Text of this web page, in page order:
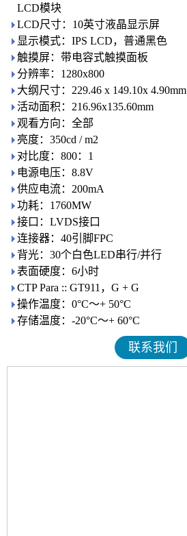
LCD模块
LCD尺寸：10英寸液晶显示屏
显示模式：IPS LCD，普通黑色
触摸屏：带电容式触摸面板
分辨率：1280x800
大纲尺寸：229.46 x 149.10x 4.90mm
活动面积：216.96x135.60mm
观看方向：全部
亮度：350cd / m2
对比度：800：1
电源电压：8.8V
供应电流：200mA
功耗：1760MW
接口：LVDS接口
连接器：40引脚FPC
背光：30个白色LED串行/并行
表面硬度：6小时
CTP Para :: GT911，G + G
操作温度：0°C〜+ 50°C
存储温度：-20°C〜+ 60°C
联系我们